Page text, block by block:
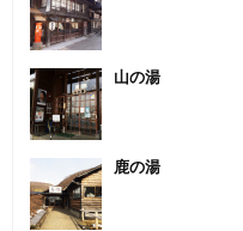
山の湯
鹿の湯